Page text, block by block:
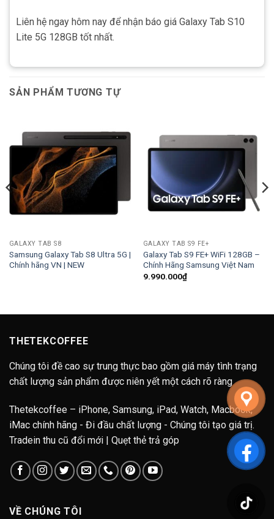
Liên hệ ngay hôm nay để nhận báo giá Galaxy Tab S10
Lite 5G 128GB tốt nhất.
SẢN PHẨM TƯƠNG TỰ
GALAXY TAB S8
Samsung Galaxy Tab S8 Ultra 5G |
Chính hãng VN | NEW
GALAXY TAB S9 FE+
Galaxy Tab S9 FE+ WiFi 128GB –
Chính Hãng Samsung Việt Nam
9.990.000₫
THETEKCOFFEE
Chúng tôi đề cao sự trung thực bao gồm giá máy tình trạng
chất lượng sản phẩm được niên yết một cách rõ ràng
Thetekcoffee – iPhone, Samsung, iPad, Watch, Macbook,
iMac chính hãng - Đi đầu chất lượng - Chúng tôi tạo giá trị.
Tradein thu cũ đổi mới | Quẹt thẻ trả góp
VỀ CHÚNG TÔI